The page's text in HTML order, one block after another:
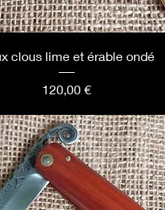
clous lime et érable ondé
Prix
120,00 €